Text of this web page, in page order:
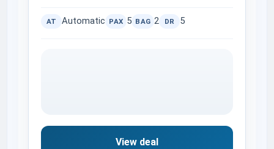
AT Automatic PAX 5 BAG 2 DR 5
View deal